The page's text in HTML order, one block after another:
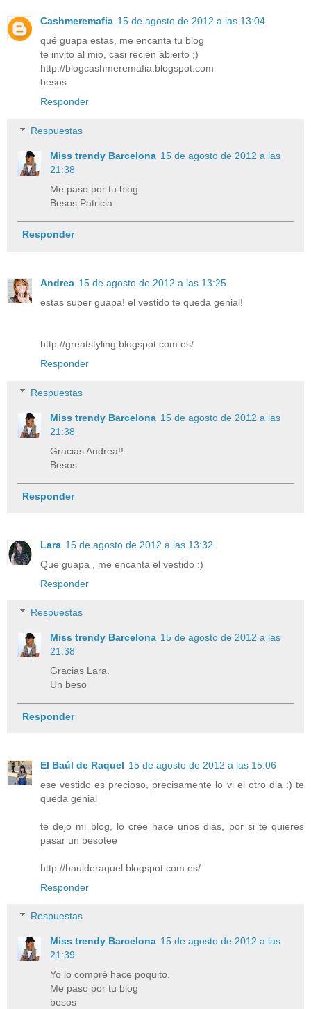
Cashmeremafia 15 de agosto de 2012 a las 13:04
qué guapa estas, me encanta tu blog
te invito al mio, casi recien abierto ;)
http://blogcashmeremafia.blogspot.com
besos
Responder
Respuestas
Miss trendy Barcelona 15 de agosto de 2012 a las
21:38
Me paso por tu blog
Besos Patricia
Responder
Andrea 15 de agosto de 2012 a las 13:25
estas super guapa! el vestido te queda genial!
http://greatstyling.blogspot.com.es/
Responder
Respuestas
Miss trendy Barcelona 15 de agosto de 2012 a las
21:38
Gracias Andrea!!
Besos
Responder
Lara 15 de agosto de 2012 a las 13:32
Que guapa , me encanta el vestido :)
Responder
Respuestas
Miss trendy Barcelona 15 de agosto de 2012 a las
21:38
Gracias Lara.
Un beso
Responder
El Baúl de Raquel 15 de agosto de 2012 a las 15:06
ese vestido es precioso, precisamente lo vi el otro dia :) te
queda genial
te dejo mi blog, lo cree hace unos dias, por si te quieres
pasar un besotee
http://baulderaquel.blogspot.com.es/
Responder
Respuestas
Miss trendy Barcelona 15 de agosto de 2012 a las
21:39
Yo lo compré hace poquito.
Me paso por tu blog
besos